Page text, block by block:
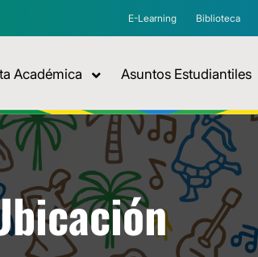
E-Learning Biblioteca
Académica Asuntos Estudiantiles